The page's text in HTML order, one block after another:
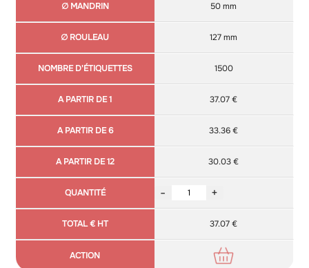
50 mm
127 mm
1500
37.07 €
33.36 €
30.03 €
- +
37.07 €